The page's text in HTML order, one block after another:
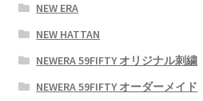
NEW ERA
NEW HATTAN
NEWERA 59FIFTY オリジナル刺繍
NEWERA 59FIFTY オーダーメイド